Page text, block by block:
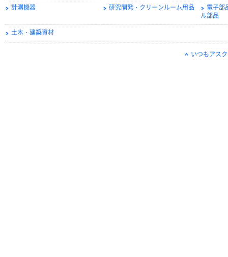
計測機器 研究開発・クリーンルーム用品
電子部
ル部品
土木・建築資材
いつもアス